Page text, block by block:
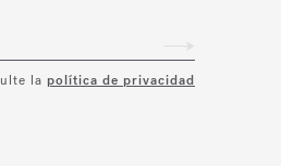
la política de privacidad